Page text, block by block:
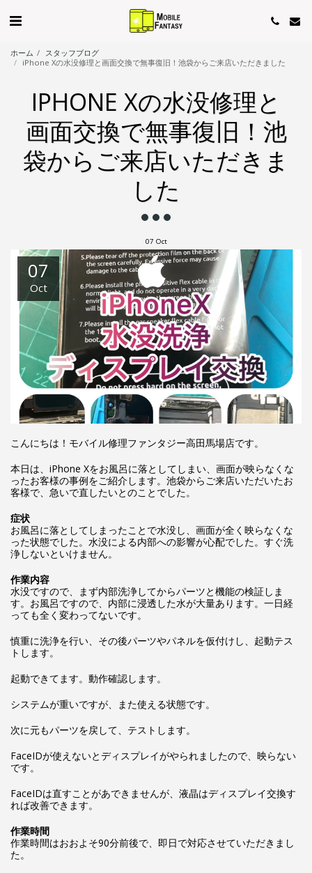
ホーム
スタッフブログ
iPhone Xの水没修理と画面交換で無事復旧！池袋からご来店いただきました
IPHONE Xの水没修理と
画面交換で無事復旧！池
袋からご来店いただきま
した
07 Oct
07
Oct
こんにちは！モバイル修理ファンタジー高田馬場店です。
本日は、iPhone Xをお風呂に落としてしまい、画面が映らなくな
ったお客様の事例をご紹介します。池袋からご来店いただいたお
客様で、急いで直したいとのことでした。
症状
お風呂に落としてしまったことで水没し、画面が全く映らなくな
った状態でした。水没による内部への影響が心配でした。すぐ洗
浄しないといけません。
作業内容
水没ですので、まず内部洗浄してからパーツと機能の検証しま
す。お風呂ですので、内部に浸透した水が大量あります。一日経
っても全く変わってないです。
慎重に洗浄を行い、その後パーツやパネルを仮付けし、起動テス
トします。
起動できてます。動作確認します。
システムが重いですが、また使える状態です。
次に元もパーツを戻して、テストします。
FaceIDが使えないとディスプレイがやられましたので、映らない
です。
FaceIDは直すことがあできませんが、液晶はディスプレイ交換す
れば改善できます。
作業時間
作業時間はおおよそ90分前後で、即日で対応させていただきまし
た。